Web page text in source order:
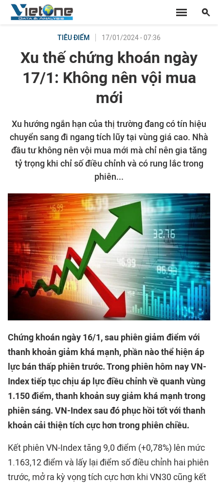
TIÊU ĐIỂM 17/01/2024 - 07:36
Xu thế chứng khoán ngày
17/1: Không nên vội mua
mới
Xu hướng ngắn hạn của thị trường đang có tín hiệu
chuyển sang đi ngang tích lũy tại vùng giá cao. Nhà
đầu tư không nên vội mua mới mà chỉ nên gia tăng
tỷ trọng khi chỉ số điều chỉnh và có rung lắc trong
phiên...
Chứng khoán ngày 16/1, sau phiên giảm điểm với
thanh khoản giảm khá mạnh, phần nào thể hiện áp
lực bán thấp phiên trước. Trong phiên hôm nay VN-
Index tiếp tục chịu áp lực điều chỉnh về quanh vùng
1.150 điểm, thanh khoản suy giảm khá mạnh trong
phiên sáng. VN-Index sau đó phục hồi tốt với thanh
khoản cải thiện tích cực hơn trong phiên chiều.
Kết phiên VN-Index tăng 9,0 điểm (+0,78%) lên mức
1.163,12 điểm và lấy lại điểm số điều chỉnh hai phiên
trước, mở ra kỳ vọng tích cực hơn khi VN30 cũng kết